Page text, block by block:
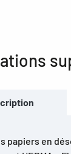
papiers en